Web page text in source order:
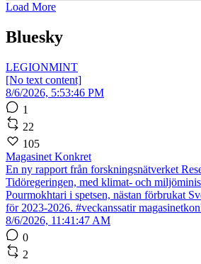
Load More
Bluesky
LEGIONMINT
[No text content]
8/6/2026, 5:53:46 PM
1
22
105
Magasinet Konkret
En ny rapport från forskningsnätverket
Tidöregeringen, med klimat- och
Pourmokhtari i spetsen, nästan förbrukat
för 2023-2026. #veckanssatir
8/6/2026, 11:41:47 AM
0
2